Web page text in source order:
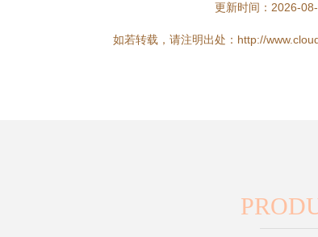
更新时间：2026-
如若转载，请注明出处：http://